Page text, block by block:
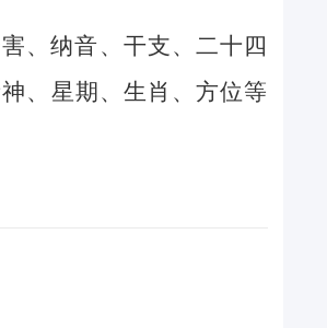
、纳音、干支、二十四
、星期、生肖、方位等